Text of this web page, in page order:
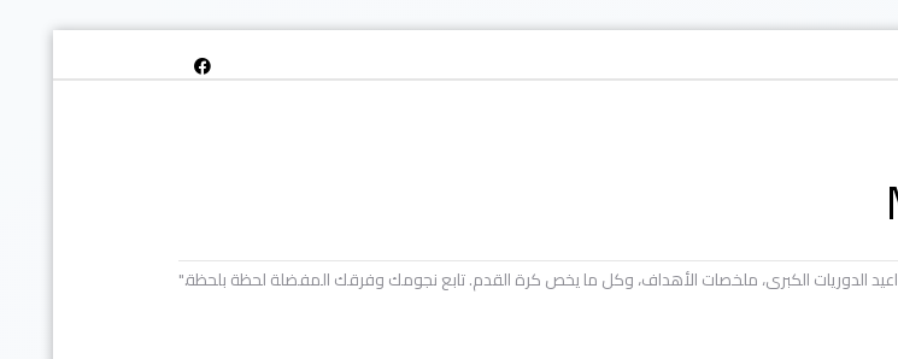
الدوريات الكبرى، ملخصات الأهداف، وكل ما يخص كرة القدم. تابع نجومك وفرقك المفضلة لحظة بلحظة."